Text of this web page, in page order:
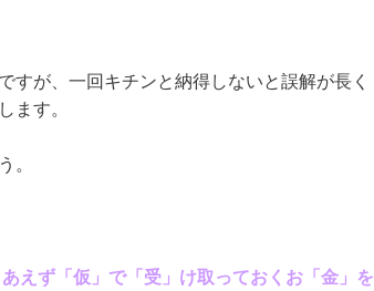
すが、一回キチンと納得しないと誤解が長く
ます。
。
えず「仮」で「受」け取っておくお「金」を